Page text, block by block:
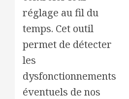
réglage au fil du
temps. Cet outil
permet de détecter
les
dysfonctionnements
éventuels de nos